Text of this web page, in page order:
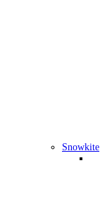
Snowkite